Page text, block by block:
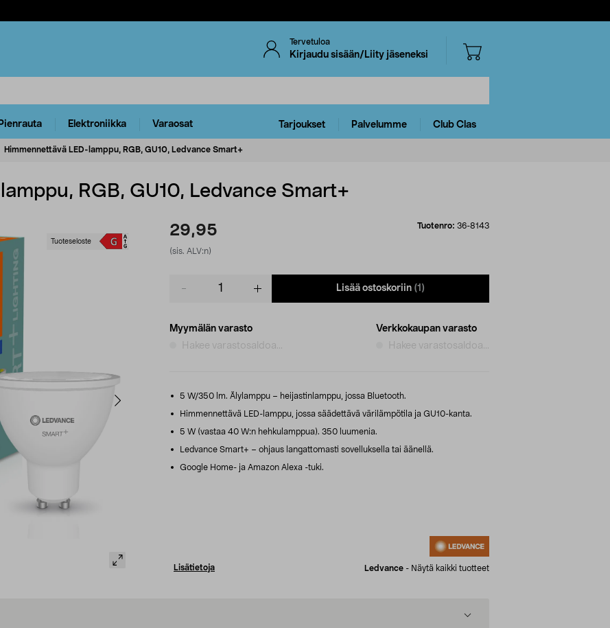
Tervetuloa
Kirjaudu sisään/Liity jäseneksi
Pienrauta Elektroniikka Varaosat Tarjoukset Palvelumme Club Clas
Himmennettävä LED-lamppu, RGB, GU10, Ledvance Smart+
RGB, GU10, Ledvance Smart+
Tuoteseloste
29,95
(sis. ALV:n)
Tuotenro: 36-8143
Lisää ostoskoriin (1)
Myymälän varasto
Hakee varastosaldoa...
Verkkokaupan varasto
Hakee varastosaldoa...
5 W/350 lm. Älylamppu – heijastinlamppu, jossa Bluetooth.
Himmennettävä LED-lamppu, jossa säädettävä värilämpötila ja GU10-kanta.
5 W (vastaa 40 W:n hehkulamppua). 350 luumenia.
Ledvance Smart+ – ohjaus langattomasti sovelluksella tai äänellä.
Google Home- ja Amazon Alexa -tuki.
Lisätietoja Ledvance - Näytä kaikki tuotteet